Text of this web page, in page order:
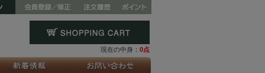
現在の中身： 0点